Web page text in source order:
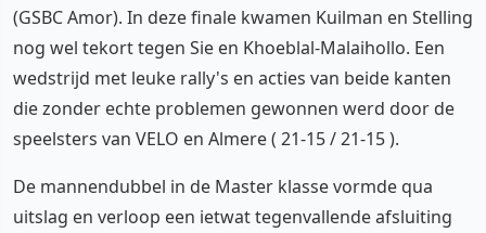
(GSBC Amor). In deze finale kwamen Kuilman en Stelling
nog wel tekort tegen Sie en Khoeblal-Malaihollo. Een
wedstrijd met leuke rally's en acties van beide kanten
die zonder echte problemen gewonnen werd door de
speelsters van VELO en Almere ( 21-15 / 21-15 ).
De mannendubbel in de Master klasse vormde qua
uitslag en verloop een ietwat tegenvallende afsluiting